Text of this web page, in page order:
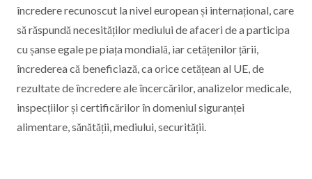
încredere recunoscut la nivel european și internațional, care
să răspundă necesităților mediului de afaceri de a participa
cu șanse egale pe piața mondială, iar cetățenilor țării,
încrederea că beneficiază, ca orice cetățean al UE, de
rezultate de încredere ale încercărilor, analizelor medicale,
inspecțiilor și certificărilor în domeniul siguranței
alimentare, sănătății, mediului, securității.